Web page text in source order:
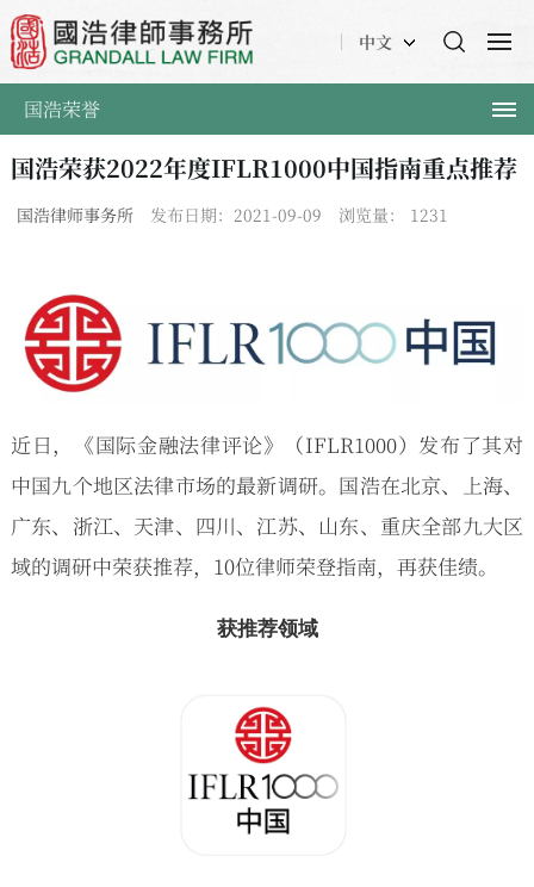
中文
国浩荣誉
国浩荣获2022年度IFLR1000中国指南重点推荐
国浩律师事务所 发布日期：2021-09-09 浏览量： 1231
近日，《国际金融法律评论》（IFLR1000）发布了其对
中国九个地区法律市场的最新调研。国浩在北京、上海、
广东、浙江、天津、四川、江苏、山东、重庆全部九大区
域的调研中荣获推荐，10位律师荣登指南，再获佳绩。
获推荐领域